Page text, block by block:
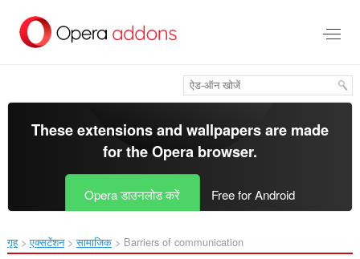
सामग्री
These extensions and wallpapers are made
for theOpera browser.
Opera डाउनलोड करें Free for Android
गृह एक्सटेंशन सामाजिक Barriers of communication‎